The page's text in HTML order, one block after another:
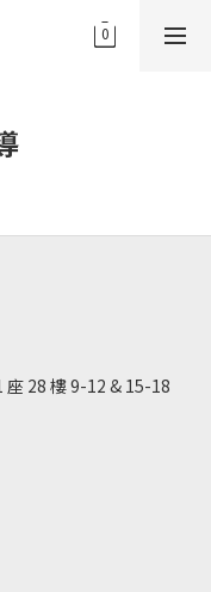
28 樓 9-12 & 15-18